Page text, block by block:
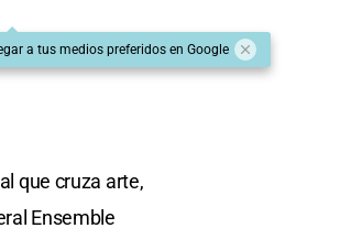
a tus medios preferidos en Google
que cruza arte,
Ensemble